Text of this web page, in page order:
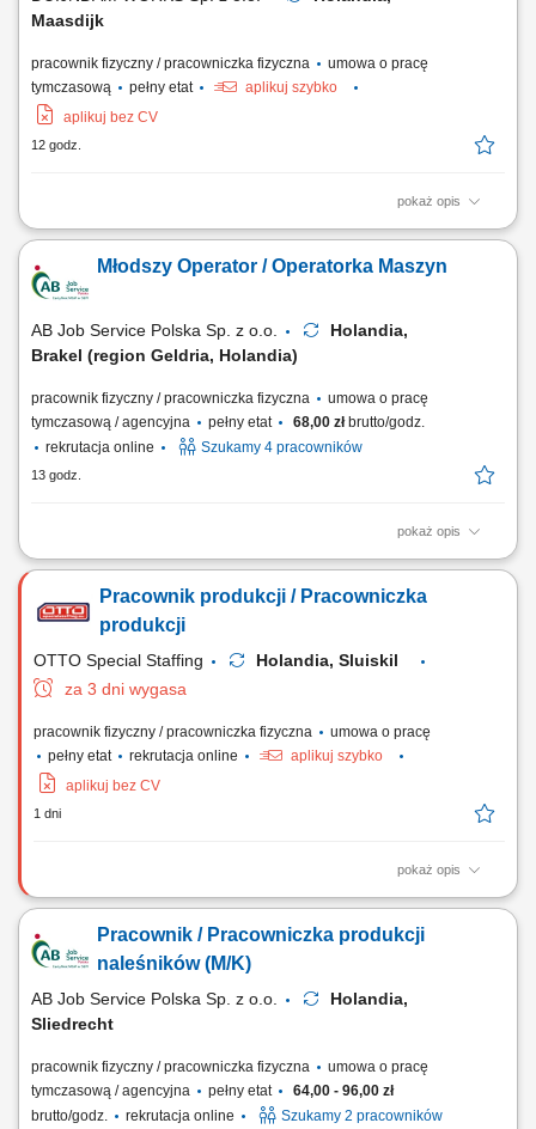
Maasdijk
pracownik fizyczny / pracowniczka fizyczna
umowa o pracę
tymczasową
pełny etat
aplikuj szybko
aplikuj bez CV
12 godz.
pokaż opis
Opis stanowiska Będziesz odpowiedzialny za kompleksowe
pakujących typu Flowpack oraz systemów Netting. Do Twoich
codziennych zadań należeć będzie sprawna wymiana materiałów
Młodszy Operator / Operatorka Maszyn
AB Job Service Polska Sp. z o.o.
Holandia,
Brakel (region Geldria, Holandia)
pracownik fizyczny / pracowniczka fizyczna
umowa o pracę
tymczasową / agencyjna
pełny etat 68,00 złbrutto/godz.
rekrutacja online
Szukamy 4 pracowników
13 godz.
pokaż opis
Obowiązki: Nauka obsługi nowoczesnych maszyn sortujących oraz
monitorowaniu i optymalizacji parametrów linii produkcyjnej; Pomoc
przy rozładunku metali i minerałów; Diagnozowanie drobnych usterek i
Pracownik produkcji / Pracowniczka
produkcji
OTTO Special Staffing
Holandia, Sluiskil
za 3 dni wygasa
pracownik fizyczny / pracowniczka fizyczna
umowa o pracę
pełny etat
rekrutacja online
aplikuj szybko
aplikuj bez CV
1 dni
pokaż opis
Zakres obowiązków sortowanie i selekcja różnych rodzajów materiałów
na linię produkcyjną, wsparcie procesu odzysku metali i przygotowania
materiału do dalszego przetworzenia, praca przy taśmie produkcyjnej w
Pracownik / Pracowniczka produkcji
naleśników (M/K)
AB Job Service Polska Sp. z o.o.
Holandia,
Sliedrecht
pracownik fizyczny / pracowniczka fizyczna
umowa o pracę
tymczasową / agencyjna
pełny etat
64,00 - 96,00 zł
brutto/godz.
rekrutacja online Szukamy 2 pracowników